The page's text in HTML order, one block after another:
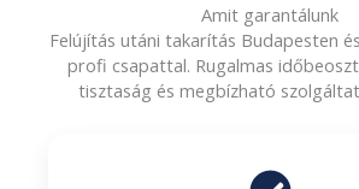
Amit garantálunk
Felújítás utáni takarítás Budapesten
profi csapattal. Rugalmas
tisztaság és megbízható